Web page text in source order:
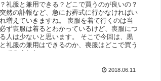
礼服と兼用できる？どこで買うのが良いの？
然の訃報など、急にお葬式に行かなければい
増えていきますね。 喪服を着て行くのは当
ず喪服は着るとわかっているけど、喪服につ
人は少ないと思います。 そこで今回は、黒
礼服の兼用はできるのか、喪服はどこで買う
てみました。
2018.06.11